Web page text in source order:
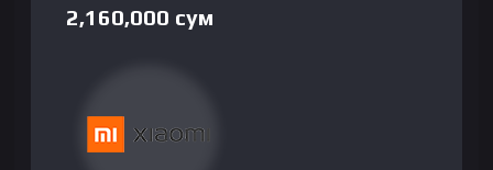
2,160,000 сум